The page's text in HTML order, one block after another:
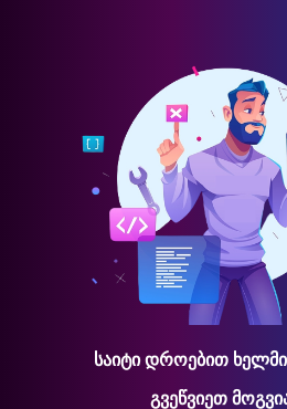
საიტი დროებით
გვეწვიეთ